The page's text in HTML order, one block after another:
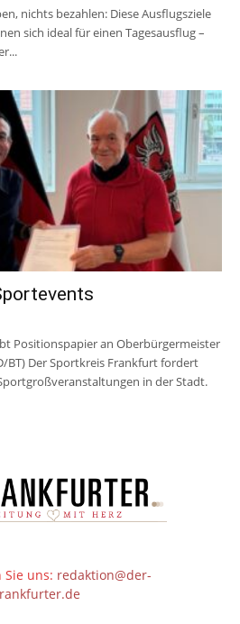
nichts bezahlen: Diese Ausflugsziele
sich ideal für einen Tagesausflug –
Positionspapier an Oberbürgermeister
BT) Der Sportkreis Frankfurt fordert
in der Stadt.
Sie uns: redaktion@der-